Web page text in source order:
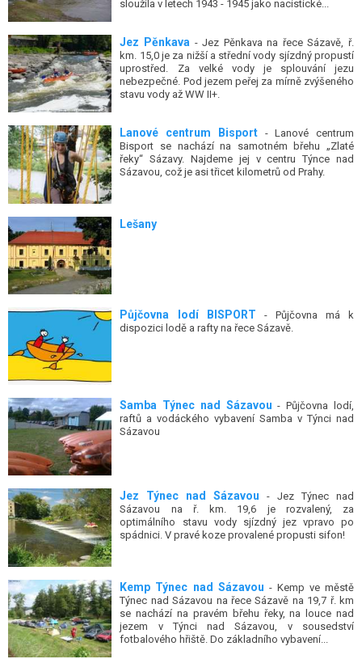
sloužila v letech 1943 - 1945 jako nacistické...
Jez Pěnkava - Jez Pěnkava na řece Sázavě, ř.
km. 15,0 je za nižší a střední vody sjízdný propustí
uprostřed. Za velké vody je splouvání jezu
nebezpečné. Pod jezem peřej za mírně zvýšeného
stavu vody až WW II+.
Lanové centrum Bisport- Lanové centrum
Bisport se nachází na samotném břehu „Zlaté
řeky“ Sázavy. Najdeme jej v centru Týnce nad
Sázavou, což je asi třicet kilometrů od Prahy.
Lešany
Půjčovna lodí BISPORT - Půjčovna má k
dispozici lodě a rafty na řece Sázavě.
Samba Týnec nad Sázavou - Půjčovna lodí,
raftů a vodáckého vybavení Samba v Týnci nad
Sázavou
Jez Týnec nad Sázavou - Jez Týnec nad
Sázavou na ř. km. 19,6 je rozvalený, za
optimálního stavu vody sjízdný jez vpravo po
spádnici. V pravé koze provalené propusti sifon!
Kemp Týnec nad Sázavou - Kemp ve městě
Týnec nad Sázavou na řece Sázavě na 19,7 ř. km
se nachází na pravém břehu řeky, na louce nad
jezem v Týnci nad Sázavou, v sousedství
fotbalového hřiště. Do základního vybavení...